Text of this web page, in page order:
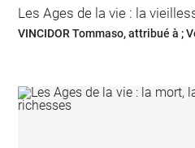
Les Ages de la vie : la